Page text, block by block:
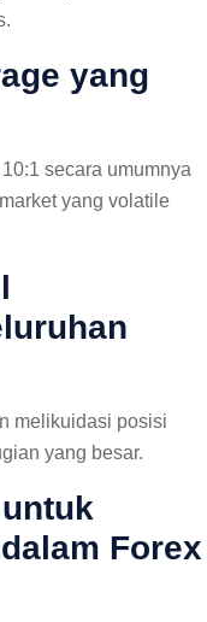
yang
secara umumnya
yang volatile
melikuidasi posisi
yang besar.
Forex